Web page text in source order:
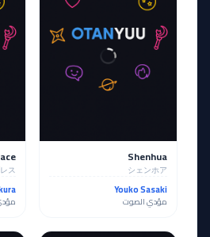
Shenhua
シェンホア
Youko Sasaki
مؤدي الصوت